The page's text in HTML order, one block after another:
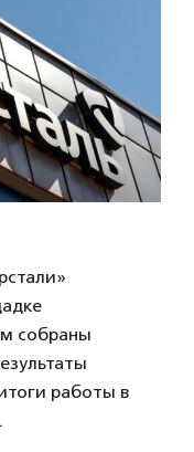
собраны
работы в